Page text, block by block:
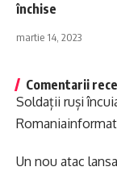
închise
martie 14, 2023
Comentarii
Soldații ruși
Un nou atac